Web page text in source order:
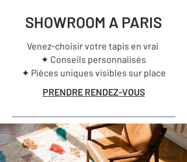
SHOWROOM A PARIS
Venez-choisir votre tapis en vrai
✦ Conseils personnalisés
✦ Pièces uniques visibles sur place
PRENDRE RENDEZ-VOUS